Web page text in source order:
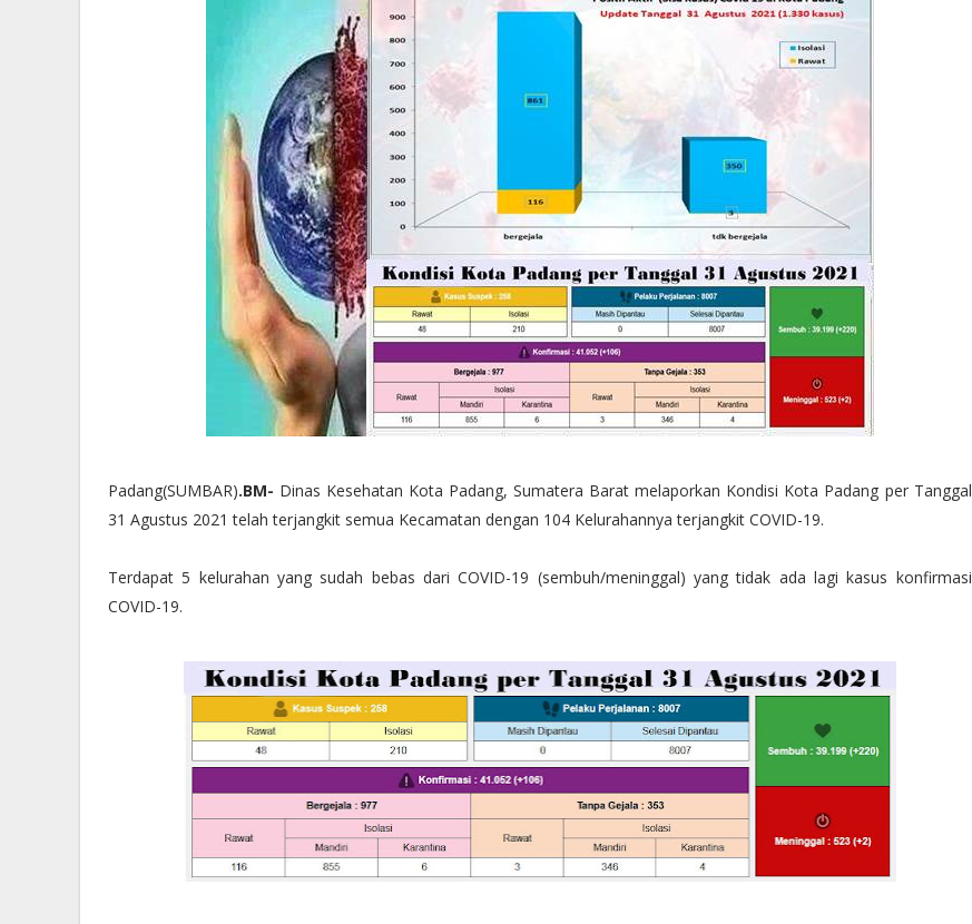
Padang(SUMBAR).BM- Dinas Kesehatan Kota Padang, Sumatera Barat melaporkan Kondisi Kota Padang per Tanggal
31 Agustus 2021 telah terjangkit semua Kecamatan dengan 104 Kelurahannya terjangkit COVID-19.
Terdapat 5 kelurahan yang sudah bebas dari COVID-19 (sembuh/meninggal) yang tidak ada lagi kasus konfirmasi
COVID-19.